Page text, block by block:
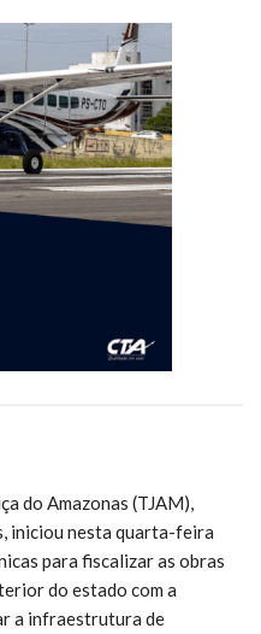
do Amazonas (TJAM),
iniciou nesta quarta-feira
para fiscalizar as obras
do estado com a
a infraestrutura de